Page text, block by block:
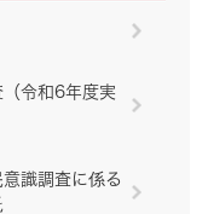
令和6年度実
識調査に係る